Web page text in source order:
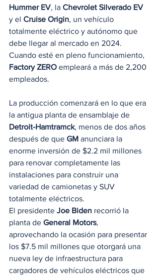
Hummer EV, la Chevrolet Silverado EV
y el Cruise Origin, un vehículo
totalmente eléctrico y autónomo que
debe llegar al mercado en 2024.
Cuando esté en pleno funcionamiento,
Factory ZERO empleará a más de 2,200
empleados.
La producción comenzará en lo que era
la antigua planta de ensamblaje de
Detroit-Hamtramck, menos de dos años
después de que GM anunciara la
enorme inversión de $2.2 mil millones
para renovar completamente las
instalaciones para construir una
variedad de camionetas y SUV
totalmente eléctricos.
El presidente Joe Biden recorrió la
planta de General Motors,
aprovechando la ocasión para presentar
los $7.5 mil millones que otorgará una
nueva ley de infraestructura para
cargadores de vehículos eléctricos que